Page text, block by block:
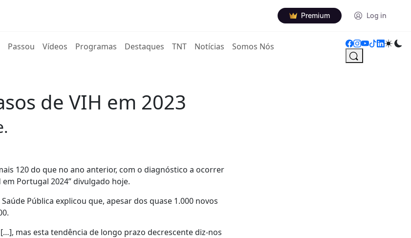
Premium Log in
Passou Vídeos Programas Destaques TNT Notícias Somos Nós
de VIH em 2023
120 do que no ano anterior, com o diagnóstico a ocorrer
Portugal 2024” divulgado hoje.
Pública explicou que, apesar dos quase 1.000 novos
mas esta tendência de longo prazo decrescente diz-nos